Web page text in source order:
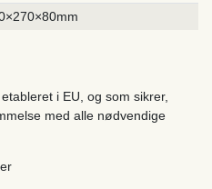
i EU, og som sikrer,
med alle nødvendige